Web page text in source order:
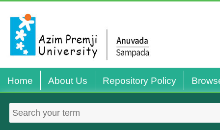
Home About Us Repository Policy